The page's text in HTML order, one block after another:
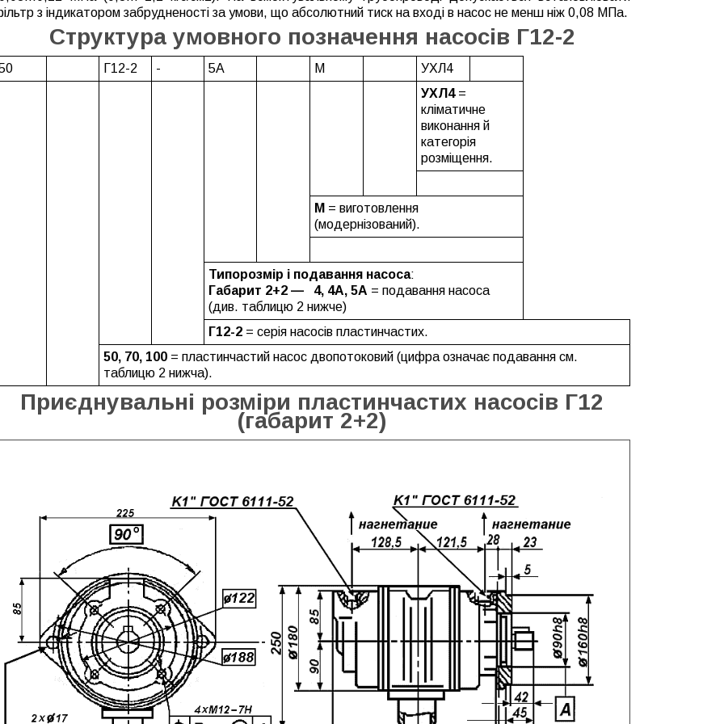
з індикатором забрудненості за умови, що абсолютний тиск на вході в насос не менш ніж 0,08 МПа.
Структура умовного позначення насосів Г12-2
Г12-2 - 5А М
УХЛ4
УХЛ4 =
кліматичне
виконання й
категорія
розміщення.
М = виготовлення
(модернізований).
Типорозмір і подавання насоса:
Габарит 2+2 — 4, 4А, 5А = подавання насоса
(див. таблицю 2 нижче)
Г12-2 = серія насосів пластинчастих.
50, 70, 100 = пластинчастий насос двопотоковий (цифра означає подавання см.
таблицю 2 нижча).
Приєднувальні розміри пластинчастих насосів Г12
(габарит 2+2)